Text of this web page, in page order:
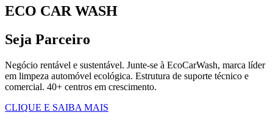
ECO CAR WASH
Seja Parceiro
Negócio rentável e sustentável. Junte-se à EcoCarWash, marca líder
em limpeza automóvel ecológica. Estrutura de suporte técnico e
comercial. 40+ centros em crescimento.
CLIQUE E SAIBA MAIS